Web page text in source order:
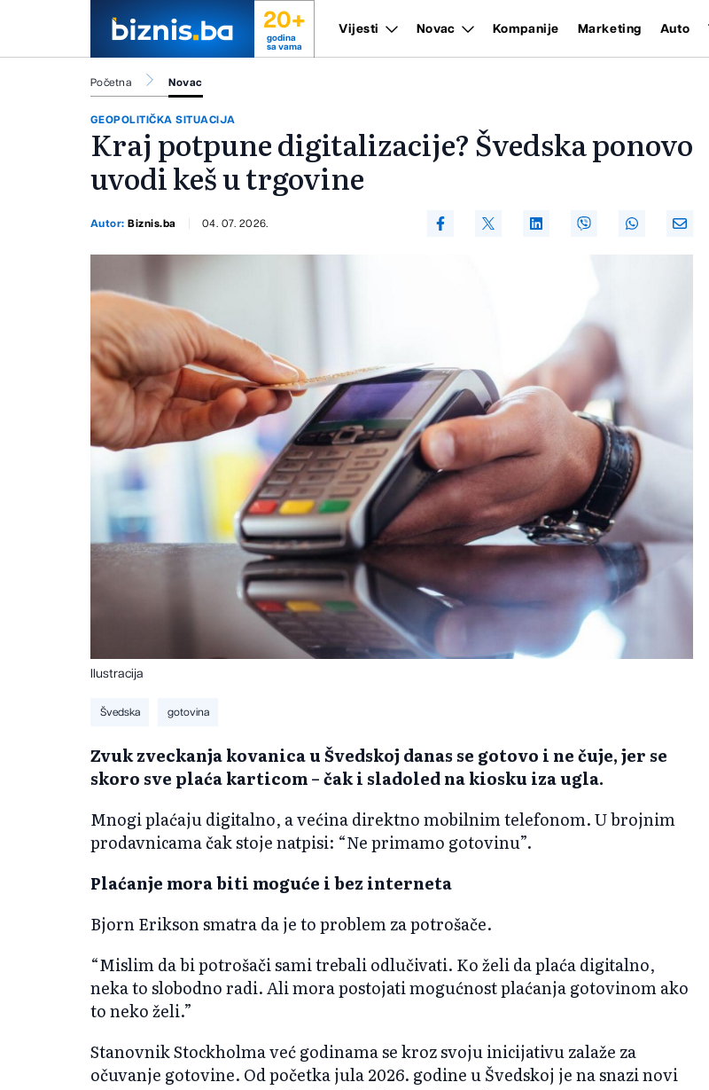
20+
godina
sa vama
Vijesti Novac Kompanije Marketing Auto
Početna Novac
GEOPOLITIČKA SITUACIJA
Kraj potpune digitalizacije? Švedska ponovo
uvodi keš u trgovine
Autor:Biznis.ba 04. 07. 2026.
Ilustracija
Švedska gotovina
Zvuk zveckanja kovanica u Švedskoj danas se gotovo i ne čuje, jer se
skoro sve plaća karticom – čak i sladoled na kiosku iza ugla.
Mnogi plaćaju digitalno, a većina direktno mobilnim telefonom. U brojnim
prodavnicama čak stoje natpisi: “Ne primamo gotovinu”.
Plaćanje mora biti moguće i bez interneta
Bjorn Erikson smatra da je to problem za potrošače.
“Mislim da bi potrošači sami trebali odlučivati. Ko želi da plaća digitalno,
neka to slobodno radi. Ali mora postojati mogućnost plaćanja gotovinom ako
to neko želi.”
Stanovnik Stockholma već godinama se kroz svoju inicijativu zalaže za
očuvanje gotovine. Od početka jula 2026. godine u Švedskoj je na snazi novi